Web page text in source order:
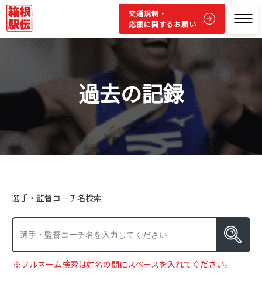
交通規制・
応援に関するお願い
過去の記録
選手・監督コーチ名検索
※フルネーム検索は姓名の間にスペースを入れてください。